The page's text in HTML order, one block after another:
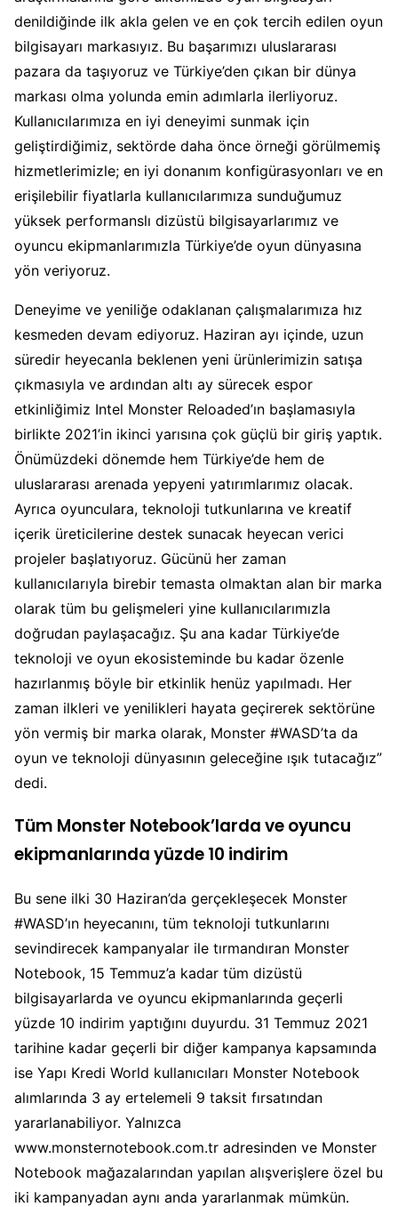
denildiğinde ilk akla gelen ve en çok tercih edilen oyun
bilgisayarı markasıyız. Bu başarımızı uluslararası
pazara da taşıyoruz ve Türkiye’den çıkan bir dünya
markası olma yolunda emin adımlarla ilerliyoruz.
Kullanıcılarımıza en iyi deneyimi sunmak için
geliştirdiğimiz, sektörde daha önce örneği görülmemiş
hizmetlerimizle; en iyi donanım konfigürasyonları ve en
erişilebilir fiyatlarla kullanıcılarımıza sunduğumuz
yüksek performanslı dizüstü bilgisayarlarımız ve
oyuncu ekipmanlarımızla Türkiye’de oyun dünyasına
yön veriyoruz.
Deneyime ve yeniliğe odaklanan çalışmalarımıza hız
kesmeden devam ediyoruz. Haziran ayı içinde, uzun
süredir heyecanla beklenen yeni ürünlerimizin satışa
çıkmasıyla ve ardından altı ay sürecek espor
etkinliğimiz Intel Monster Reloaded’ın başlamasıyla
birlikte 2021’in ikinci yarısına çok güçlü bir giriş yaptık.
Önümüzdeki dönemde hem Türkiye’de hem de
uluslararası arenada yepyeni yatırımlarımız olacak.
Ayrıca oyunculara, teknoloji tutkunlarına ve kreatif
içerik üreticilerine destek sunacak heyecan verici
projeler başlatıyoruz. Gücünü her zaman
kullanıcılarıyla birebir temasta olmaktan alan bir marka
olarak tüm bu gelişmeleri yine kullanıcılarımızla
doğrudan paylaşacağız. Şu ana kadar Türkiye’de
teknoloji ve oyun ekosisteminde bu kadar özenle
hazırlanmış böyle bir etkinlik henüz yapılmadı. Her
zaman ilkleri ve yenilikleri hayata geçirerek sektörüne
yön vermiş bir marka olarak, Monster #WASD’ta da
oyun ve teknoloji dünyasının geleceğine ışık tutacağız”
dedi.
Tüm Monster Notebook’larda ve oyuncu
ekipmanlarında yüzde 10 indirim
Bu sene ilki 30 Haziran’da gerçekleşecek Monster
#WASD’ın heyecanını, tüm teknoloji tutkunlarını
sevindirecek kampanyalar ile tırmandıran Monster
Notebook, 15 Temmuz’a kadar tüm dizüstü
bilgisayarlarda ve oyuncu ekipmanlarında geçerli
yüzde 10 indirim yaptığını duyurdu. 31 Temmuz 2021
tarihine kadar geçerli bir diğer kampanya kapsamında
ise Yapı Kredi World kullanıcıları Monster Notebook
alımlarında 3 ay ertelemeli 9 taksit fırsatından
yararlanabiliyor. Yalnızca
www.monsternotebook.com.tr adresinden ve Monster
Notebook mağazalarından yapılan alışverişlere özel bu
iki kampanyadan aynı anda yararlanmak mümkün.